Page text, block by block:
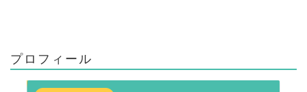
プロフィール